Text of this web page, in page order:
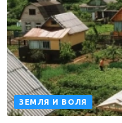
ЗЕМЛЯ И ВОЛЯ